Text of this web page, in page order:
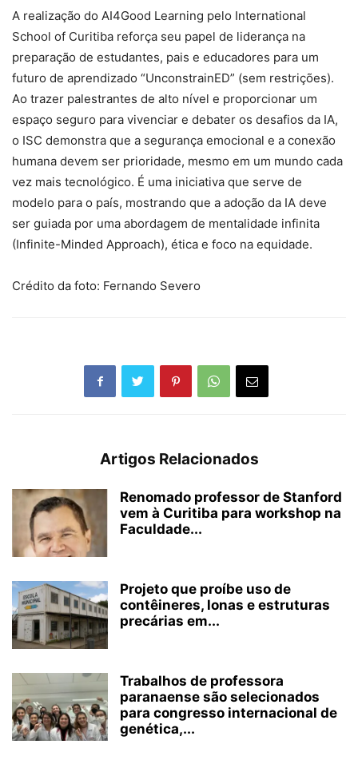
A realização do AI4Good Learning pelo International
School of Curitiba reforça seu papel de liderança na
preparação de estudantes, pais e educadores para um
futuro de aprendizado “UnconstrainED” (sem restrições).
Ao trazer palestrantes de alto nível e proporcionar um
espaço seguro para vivenciar e debater os desafios da IA,
o ISC demonstra que a segurança emocional e a conexão
humana devem ser prioridade, mesmo em um mundo cada
vez mais tecnológico. É uma iniciativa que serve de
modelo para o país, mostrando que a adoção da IA deve
ser guiada por uma abordagem de mentalidade infinita
(Infinite-Minded Approach), ética e foco na equidade.
Crédito da foto: Fernando Severo
Artigos Relacionados
Renomado professor de Stanford
vem à Curitiba para workshop na
Faculdade...
Projeto que proíbe uso de
contêineres, lonas e estruturas
precárias em...
Trabalhos de professora
paranaense são selecionados
para congresso internacional de
genética,...